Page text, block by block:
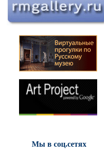
Мы в соц.сетях